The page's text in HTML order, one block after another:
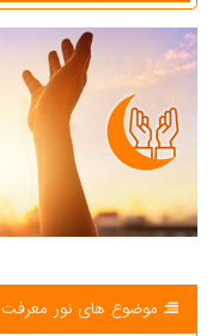
موضوع های نور معرفت